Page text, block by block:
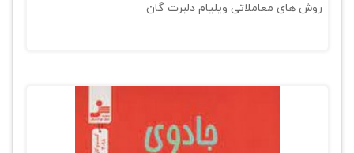
روش های معاملاتی ویلیام دلبرت گان